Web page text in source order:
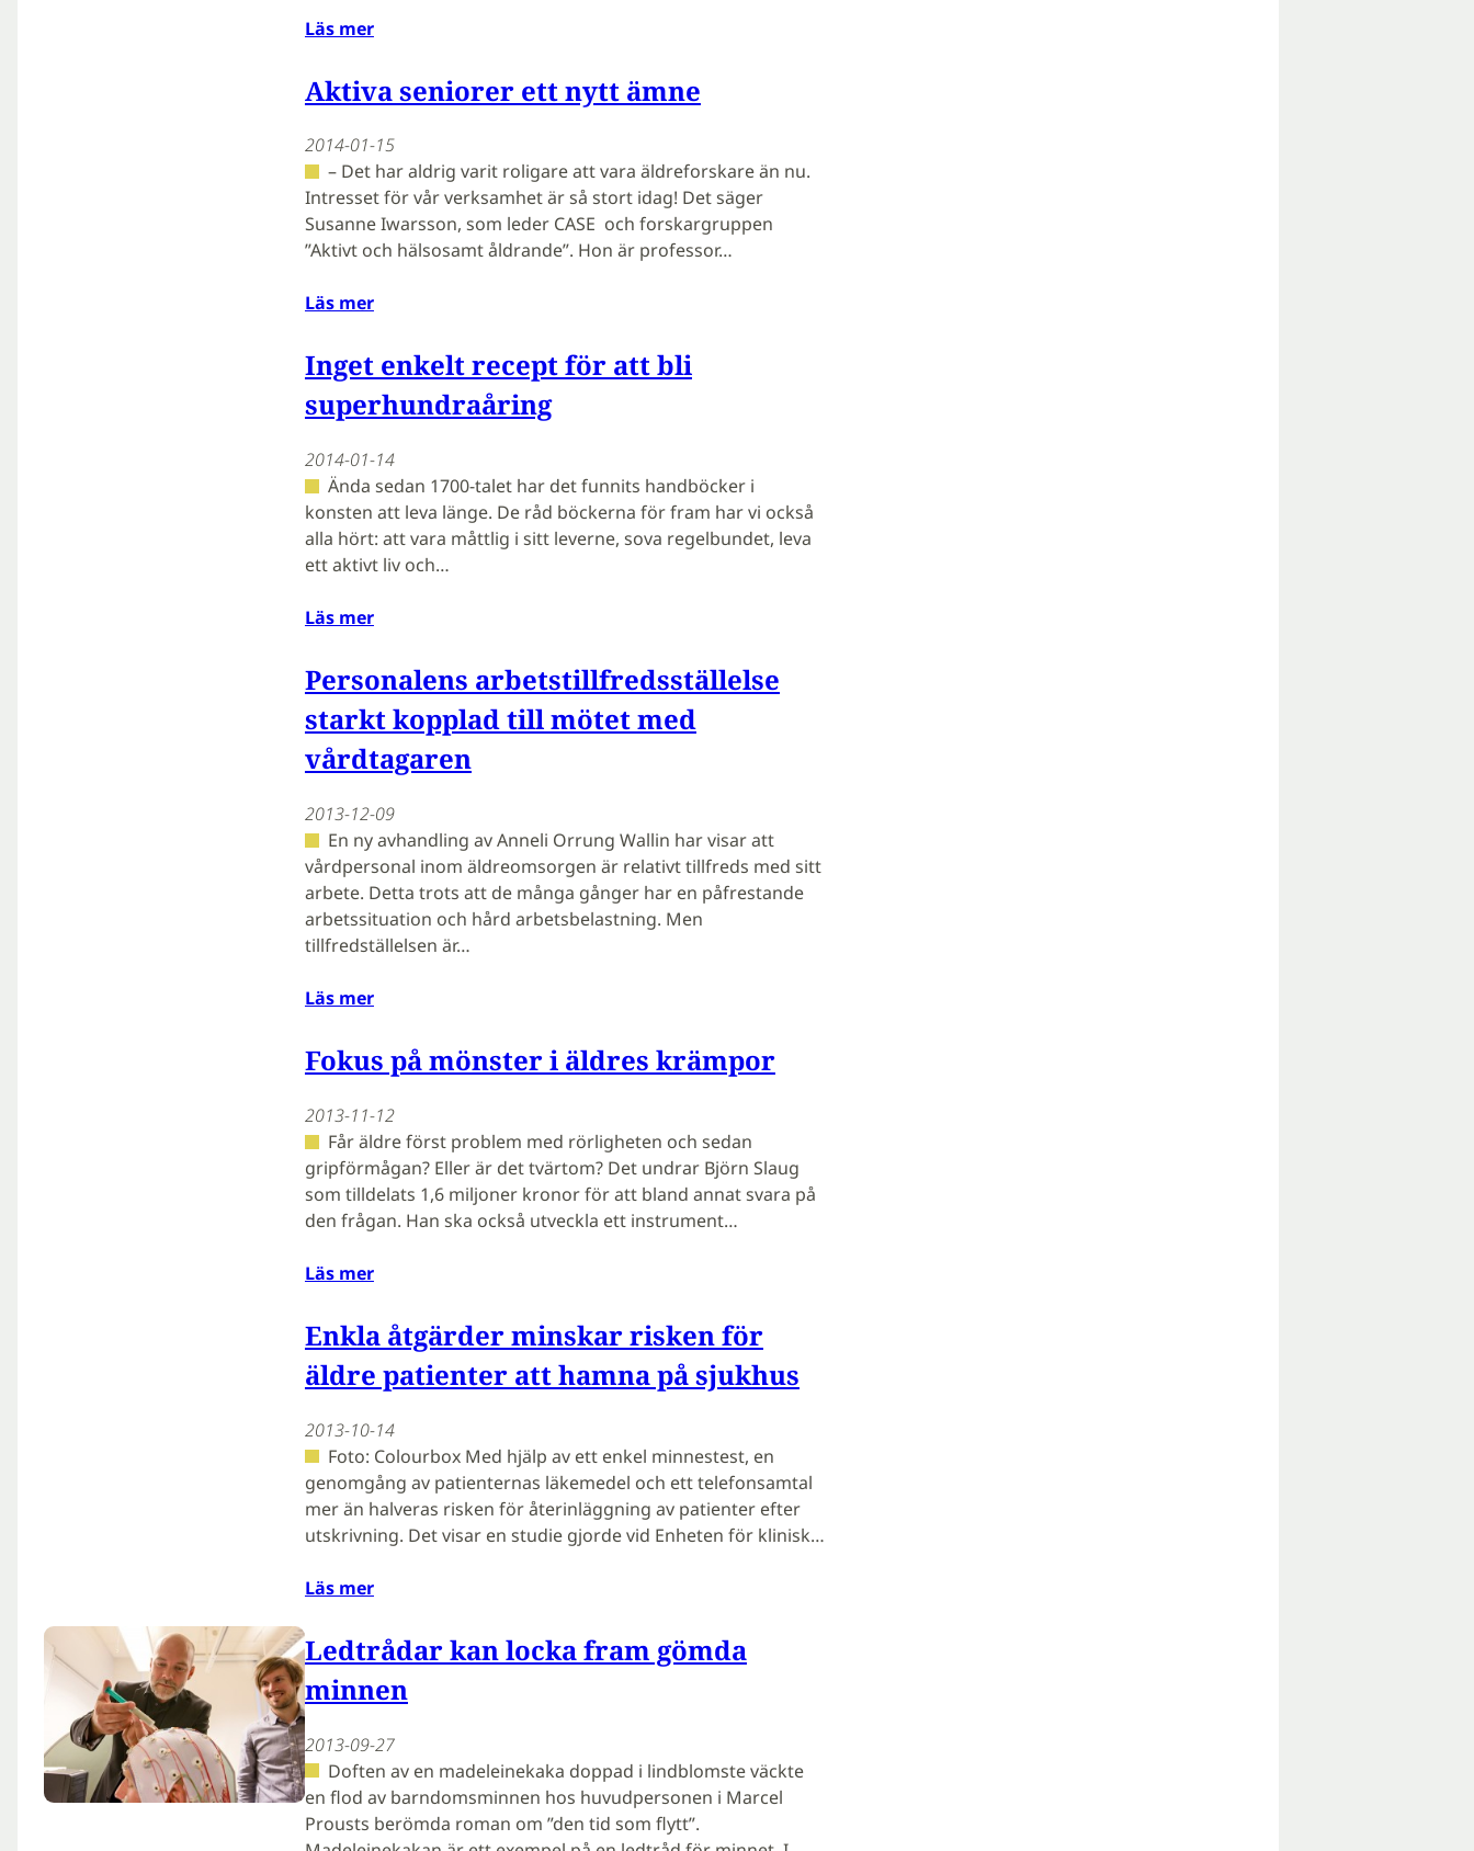
Läs mer
Aktiva seniorer ett nytt ämne
2014-01-15
– Det har aldrig varit roligare att vara äldreforskare än nu.
Intresset för vår verksamhet är så stort idag! Det säger
Susanne Iwarsson, som leder CASE och forskargruppen
”Aktivt och hälsosamt åldrande”. Hon är professor…
Läs mer
Inget enkelt recept för att bli
superhundraåring
2014-01-14
Ända sedan 1700-talet har det funnits handböcker i
konsten att leva länge. De råd böckerna för fram har vi också
alla hört: att vara måttlig i sitt leverne, sova regelbundet, leva
ett aktivt liv och…
Läs mer
Personalens arbetstillfredsställelse
starkt kopplad till mötet med
vårdtagaren
2013-12-09
En ny avhandling av Anneli Orrung Wallin har visar att
vårdpersonal inom äldreomsorgen är relativt tillfreds med sitt
arbete. Detta trots att de många gånger har en påfrestande
arbetssituation och hård arbetsbelastning. Men
tillfredställelsen är…
Läs mer
Fokus på mönster i äldres krämpor
2013-11-12
Får äldre först problem med rörligheten och sedan
gripförmågan? Eller är det tvärtom? Det undrar Björn Slaug
som tilldelats 1,6 miljoner kronor för att bland annat svara på
den frågan. Han ska också utveckla ett instrument…
Läs mer
Enkla åtgärder minskar risken för
äldre patienter att hamna på sjukhus
2013-10-14
Foto: Colourbox Med hjälp av ett enkel minnestest, en
genomgång av patienternas läkemedel och ett telefonsamtal
mer än halveras risken för återinläggning av patienter efter
utskrivning. Det visar en studie gjorde vid Enheten för klinisk…
Läs mer
Ledtrådar kan locka fram gömda
minnen
2013-09-27
Doften av en madeleinekaka doppad i lindblomste väckte
en flod av barndomsminnen hos huvudpersonen i Marcel
Prousts berömda roman om ”den tid som flytt”.